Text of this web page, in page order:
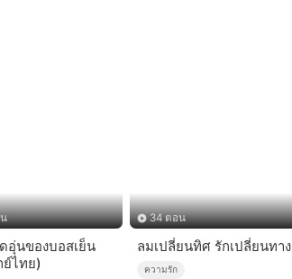
อุ่นของบอสเย็น
ไทย)
34 ตอน
ลมเปลี่ยนทิศ รักเปลี่ยนทาง
ความรัก